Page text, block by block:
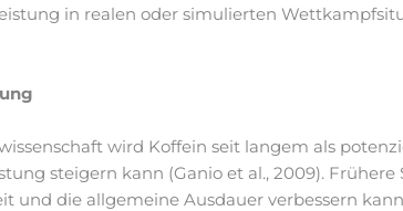
in realen oder simulierten
wird Koffein seit langem als
steigern kann (Ganio et al., 2009).
und die allgemeine Ausdauer verbessern